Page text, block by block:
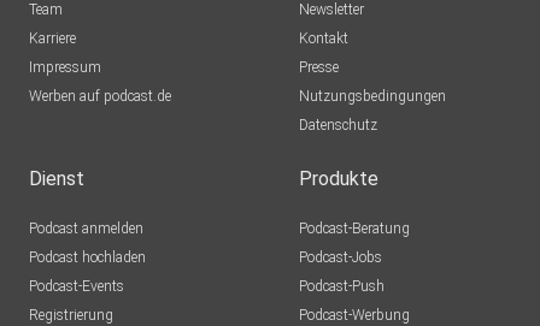
Team
Karriere
Impressum
Werben auf podcast.de
Newsletter
Kontakt
Presse
Nutzungsbedingungen
Datenschutz
Dienst
Podcast anmelden
Podcast hochladen
Podcast-Events
Registrierung
Produkte
Podcast-Beratung
Podcast-Jobs
Podcast-Push
Podcast-Werbung